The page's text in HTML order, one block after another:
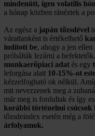
mindenütt, igen volatilis
a hónap közben ránéztek a
Az egész a japán tőzsdével
váratlanként is értékelhető
indított be, ahogy a jen
próbálták lezárni a
munkaerőpiaci adat és egy
leforgása alatt 10-15%-ot
kézzelfogható ok nélkül.
mit nevezzenek meg a
már meg is fordultak és így
korábbi történelmi csúcsok
tőzsdeindex esetén még a
árfolyamok.